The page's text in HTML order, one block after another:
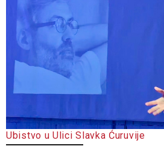
Ubistvo u Ulici Slavka Ćuruvije